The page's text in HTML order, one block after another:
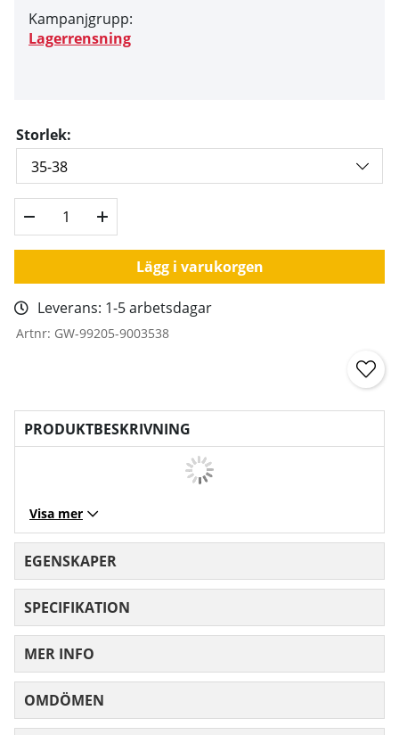
Kampanjgrupp:
Lagerrensning
Storlek:
Lägg i varukorgen
Leverans: 1-5 arbetsdagar
Artnr: GW-99205-9003538
PRODUKTBESKRIVNING
Visa mer
EGENSKAPER
SPECIFIKATION
MER INFO
OMDÖMEN